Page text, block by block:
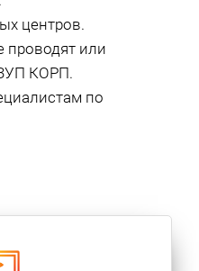
центров.
проводят или
КОРП.
по